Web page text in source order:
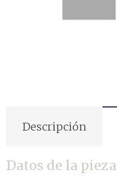
Descripción
Datos de la pieza